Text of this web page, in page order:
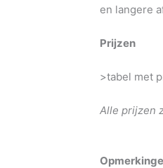
en langere
Prijzen
>tabel met
Alle prijzen